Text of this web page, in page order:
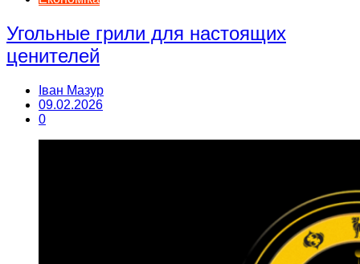
Угольные грили для настоящих
ценителей
Іван Мазур
09.02.2026
0